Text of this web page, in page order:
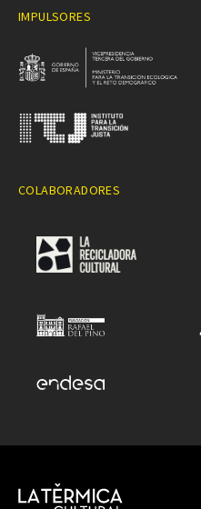
IMPULSORES
COLABORADORES